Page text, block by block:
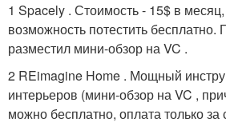
1 Spacely . Стоимость - 15$ в
возможность потестить бесплатно.
разместил мини-обзор на VC .
2 REimagine Home . Мощный
интерьеров (мини-обзор на VC ,
можно бесплатно, оплата только за